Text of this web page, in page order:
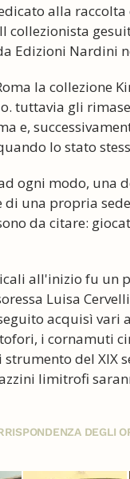
alla
collezionista
Edizioni Nardini
la collezione
tuttavia gli
e,
lo stato
ogni modo, una
una propria
da citare:
all'inizio fu un
Luisa
acquisì
i cornamuti
del XIX
limitrofi
DEGLI